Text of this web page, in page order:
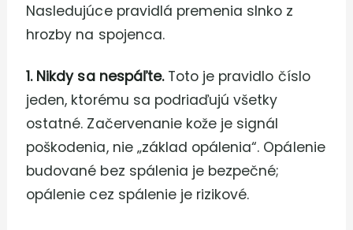
Nasledujúce pravidlá premenia slnko z
hrozby na spojenca.
1. Nikdy sa nespáľte.Toto je pravidlo číslo
jeden, ktorému sa podriaďujú všetky
ostatné. Začervenanie kože je signál
poškodenia, nie „základ opálenia“. Opálenie
budované bez spálenia je bezpečné;
opálenie cez spálenie je rizikové.